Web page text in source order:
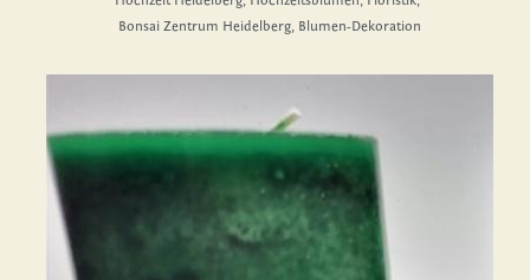
Bonsai Zentrum Heidelberg, Blumen-Dekoration